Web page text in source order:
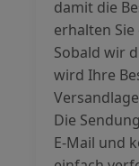
damit die
erhalten
Sobald wir
wird Ihre
Die
E-Mail und